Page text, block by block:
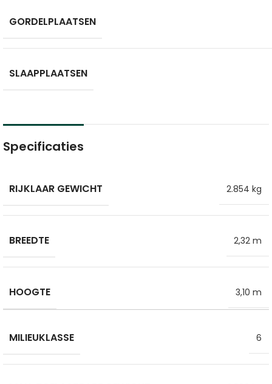
GORDELPLAATSEN
SLAAPPLAATSEN
Specificaties
RIJKLAAR GEWICHT 2.854 kg
BREEDTE 2,32 m
HOOGTE 3,10 m
MILIEUKLASSE 6